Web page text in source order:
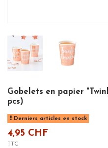
Gobelets en papier
pcs)
Derniers articles en stock
4,95 CHF
TTC